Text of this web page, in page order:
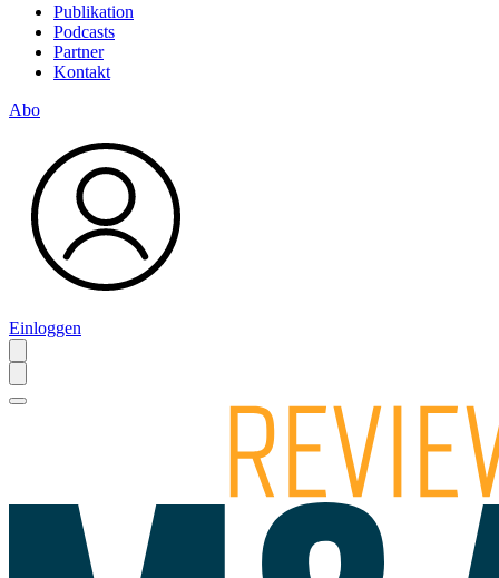
Publikation
Podcasts
Partner
Kontakt
Abo
Einloggen